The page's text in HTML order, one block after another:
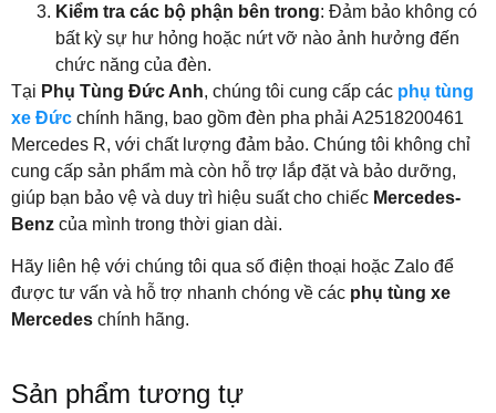
Kiểm tra các bộ phận bên trong: Đảm bảo không có
bất kỳ sự hư hỏng hoặc nứt vỡ nào ảnh hưởng đến
chức năng của đèn.
Tại Phụ Tùng Đức Anh, chúng tôi cung cấp các phụ tùng
xe Đức chính hãng, bao gồm đèn pha phải A2518200461
Mercedes R, với chất lượng đảm bảo. Chúng tôi không chỉ
cung cấp sản phẩm mà còn hỗ trợ lắp đặt và bảo dưỡng,
giúp bạn bảo vệ và duy trì hiệu suất cho chiếc Mercedes-
Benz của mình trong thời gian dài.
Hãy liên hệ với chúng tôi qua số điện thoại hoặc Zalo để
được tư vấn và hỗ trợ nhanh chóng về các phụ tùng xe
Mercedes chính hãng.
Sản phẩm tương tự